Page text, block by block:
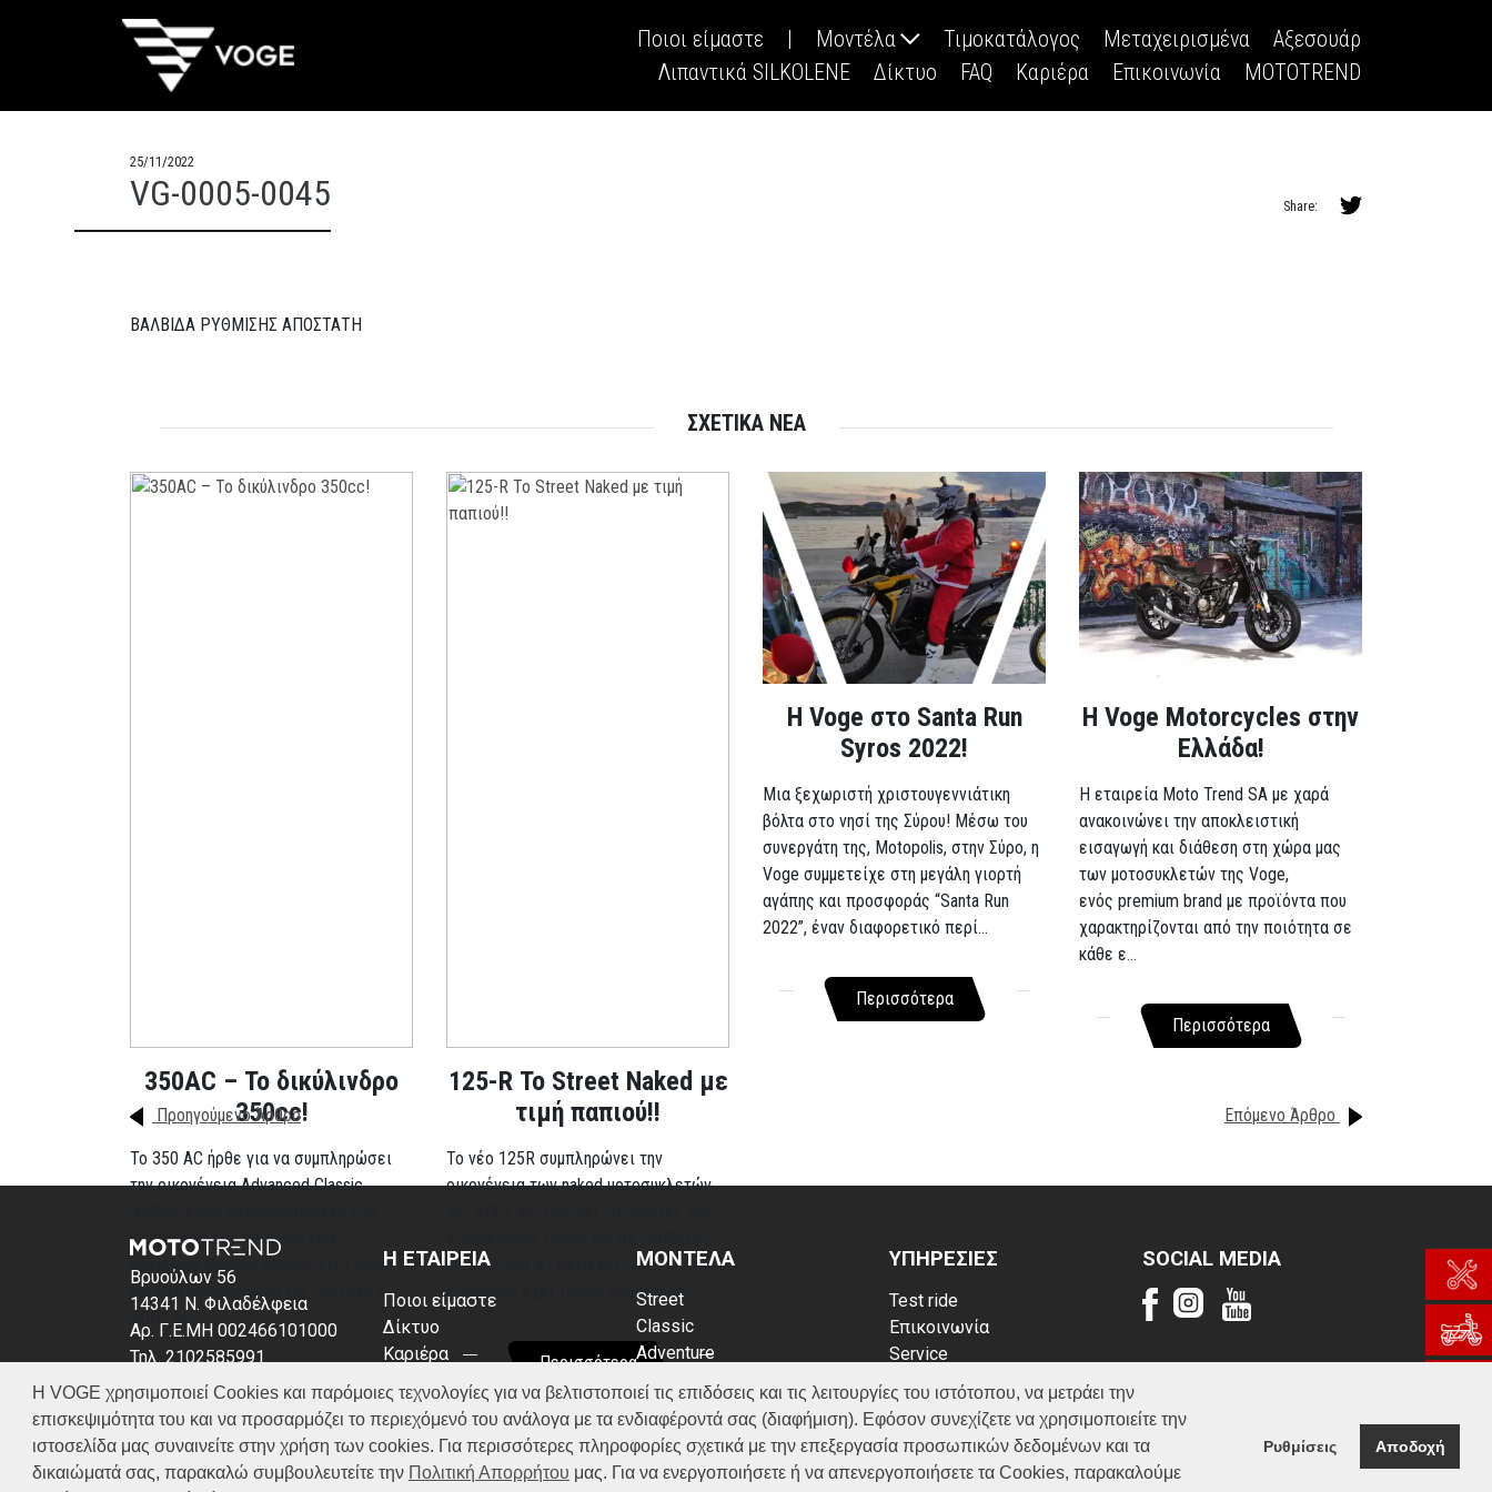
Η VOGE χρησιμοποιεί Cookies και παρόμοιες τεχνολογίες για να βελτιστοποιεί τις επιδόσεις και τις λειτουργίες του ιστότοπου, να μετράει την
επισκεψιμότητα του και να προσαρμόζει το περιεχόμενό του ανάλογα με τα ενδιαφέροντά σας (διαφήμιση). Εφόσον συνεχίζετε να χρησιμοποιείτε την
ιστοσελίδα μας συναινείτε στην χρήση των cookies. Για περισσότερες πληροφορίες σχετικά με την επεξεργασία προσωπικών δεδομένων και τα
δικαιώματά σας, παρακαλώ συμβουλευτείτε την Πολιτική Απορρήτου μας. Για να ενεργοποιήσετε ή να απενεργοποιήσετε τα Cookies, παρακαλούμε
Ρυθμίσεις Αποδοχή
Ποιοι είμαστε | Μοντέλα Τιμοκατάλογος Μεταχειρισμένα
Αξεσουάρ
Λιπαντικά SILKOLENE
Δίκτυο FAQ Καριέρα Επικοινωνία MOTOTREND
25/11/2022
VG-0005-0045 Share:
ΒΑΛΒΙΔΑ ΡΥΘΜΙΣΗΣ ΑΠΟΣΤΑΤΗ
ΣΧΕΤΙΚΑ ΝΕΑ
350AC – Το δικύλινδρο
350cc!
To 350 AC ήρθε για να συμπληρώσει
την οικογένεια Advanced Classic
γνώριμα πλέον πρότυπα των
μοντέλων modern classic. Έτσι όπως
και στα προηγούμενα της μοντέλα η
VOGE δί...
Περισσότερα
125-R Το Street Naked με
τιμή παπιού!!
Το νέο 125R συμπληρώνει την
οικογένεια των naked μοτοσυκλετών
με δίπλωμα A1 αλλά και αυτοκινήτου. Ο
κινητήρας έχει ζωηρό χαρακτήρα...
Περισσότερα
Η Voge στο Santa Run
Syros 2022!
Μια ξεχωριστή χριστουγεννιάτικη
βόλτα στο νησί της Σύρου! Μέσω του
συνεργάτη της, Motopolis, στην Σύρο, η
Voge συμμετείχε στη μεγάλη γιορτή
αγάπης και προσφοράς “Santa Run
2022”, έναν διαφορετικό περί...
Περισσότερα
H Voge Motorcycles στην
Ελλάδα!
Η εταιρεία Moto Trend SA με χαρά
ανακοινώνει την αποκλειστική
εισαγωγή και διάθεση στη χώρα μας
των μοτοσυκλετών της Voge,
ενός premium brand με προϊόντα που
χαρακτηρίζονται από την ποιότητα σε
κάθε ε...
Περισσότερα
Προηγούμενο Άρθρο Επόμενο Άρθρο
Βρυούλων 56
14341 Ν. Φιλαδέλφεια
Αρ. Γ.Ε.ΜΗ 002466101000
Τηλ. 2102585991
E-mail: info@voge.gr
Η ΕΤΑΙΡΕΙΑ
Ποιοι είμαστε
Δίκτυο
Καριέρα
Πολιτική απορρήτου
Πολιτική Cookies
ΜΟΝΤΕΛΑ
Street
Classic
Adventure
ATV (Loncin)
ΥΠΗΡΕΣΙΕΣ
Test ride
Επικοινωνία
Service
Κατάλογος
FAQ
SOCIAL MEDIA